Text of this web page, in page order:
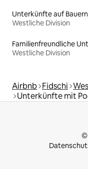
Unterkünfte auf
Westliche Division
Westliche Division
Airbnb Fidschi
Unterkünfte mit
©